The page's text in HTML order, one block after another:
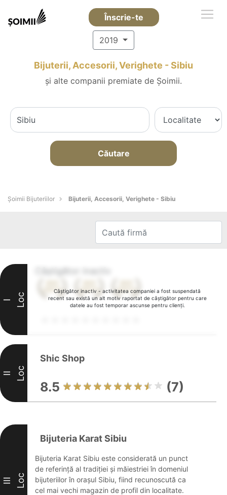
Înscrie-te
2019
Bijuterii, Accesorii, Verighete - Sibiu
și alte companii premiate de Șoimii.
Căutare
Şoimii Bijuteriilor Bijuterii, Accesorii, Verighete - Sibiu
Câștigător inactiv - activitatea companiei a fost suspendată
recent sau există un alt motiv raportat de câștigător pentru care
datele au fost temporar ascunse pentru clienți.
I Loc
II Loc
Shic Shop
8.5 (7)
III Loc
Bijuteria Karat Sibiu
Bijuteria Karat Sibiu este considerată un punct
de referință al tradiției și măiestriei în domeniul
bijuteriilor în orașul Sibiu, fiind recunoscută ca
cel mai vechi magazin de profil din localitate.